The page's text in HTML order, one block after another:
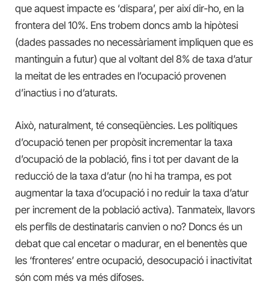
que aquest impacte es ‘dispara’, per així dir-ho, en la
frontera del 10%. Ens trobem doncs amb la hipòtesi
(dades passades no necessàriament impliquen que es
mantinguin a futur) que al voltant del 8% de taxa d’atur
la meitat de les entrades en l’ocupació provenen
d’inactius i no d’aturats.
Això, naturalment, té conseqüències. Les polítiques
d’ocupació tenen per propòsit incrementar la taxa
d’ocupació de la població, fins i tot per davant de la
reducció de la taxa d’atur (no hi ha trampa, es pot
augmentar la taxa d’ocupació i no reduir la taxa d’atur
per increment de la població activa). Tanmateix, llavors
els perfils de destinataris canvien o no? Doncs és un
debat que cal encetar o madurar, en el benentès que
les ‘fronteres’ entre ocupació, desocupació i inactivitat
són com més va més difoses.